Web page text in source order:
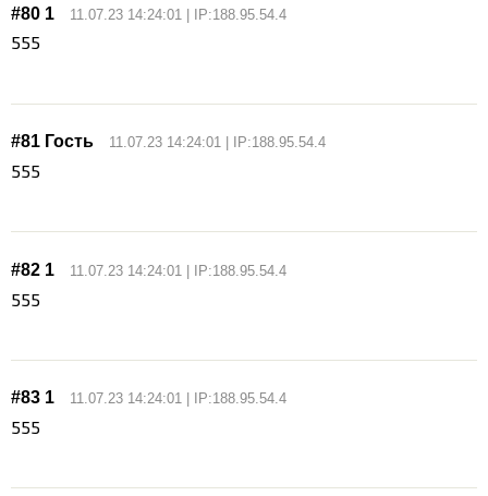
#80 1 11.07.23 14:24:01 | IP:188.95.54.4
555
#81 Гость 11.07.23 14:24:01 | IP:188.95.54.4
555
#82 1 11.07.23 14:24:01 | IP:188.95.54.4
555
#83 1 11.07.23 14:24:01 | IP:188.95.54.4
555